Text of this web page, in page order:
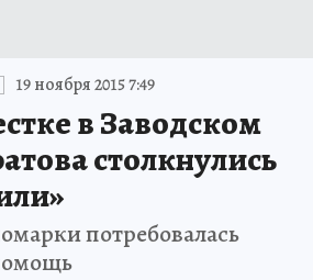
19 ноября 2015 7:49
в Заводском
столкнулись
потребовалась